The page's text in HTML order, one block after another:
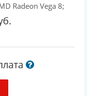
Radeon Vega 8;